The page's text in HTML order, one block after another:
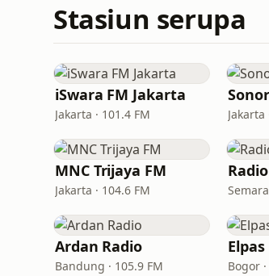
Stasiun serupa
iSwara FM Jakarta
Jakarta · 101.4 FM Jakarta
MNC Trijaya FM
Jakarta · 104.6 FM
Ardan Radio
Bandung · 105.9 FM
Elpas
Bogor